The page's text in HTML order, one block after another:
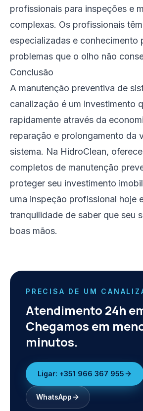
profissionais para inspeções e
complexas. Os profissionais
especializadas e conhecimento
problemas que o olho não
Conclusão
A manutenção preventiva de
canalização é um investimento
rapidamente através da
reparação e prolongamento da
sistema. Na HidroClean,
completos de manutenção
proteger seu investimento
uma inspeção profissional hoje
tranquilidade de saber que seu
boas mãos.
PRECISA DE UM
Atendimento 24h
Chegamos em
minutos.
Ligar: +351 966 367 955
WhatsApp